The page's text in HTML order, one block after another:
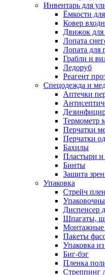
Инвентарь для
Ёмкости
Ковер
Движок для
Лопата
Лопата для
Грабли и
Ледоруб
Реагент
Спецодежда и
Аптечки
Термометр
Перчатки
Перчатки
Бахилы
Пластыри и
Бинты
Защита
Упаковка
Стрейч
Диспенсер
Шпагаты,
Монтажные
Пакеты
Упаковка
Биг-бэг
Пленка
Стреппинг